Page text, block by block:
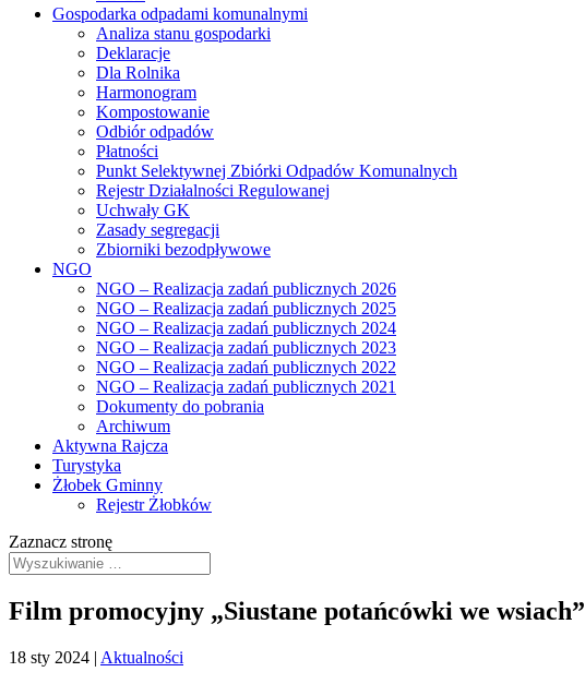
Gospodarka odpadami komunalnymi
Analiza stanu gospodarki
Deklaracje
Dla Rolnika
Harmonogram
Kompostowanie
Odbiór odpadów
Płatności
Punkt Selektywnej Zbiórki Odpadów Komunalnych
Rejestr Działalności Regulowanej
Uchwały GK
Zasady segregacji
Zbiorniki bezodpływowe
NGO
NGO – Realizacja zadań publicznych 2026
NGO – Realizacja zadań publicznych 2025
NGO – Realizacja zadań publicznych 2024
NGO – Realizacja zadań publicznych 2023
NGO – Realizacja zadań publicznych 2022
NGO – Realizacja zadań publicznych 2021
Dokumenty do pobrania
Archiwum
Aktywna Rajcza
Turystyka
Żłobek Gminny
Rejestr Żłobków
Zaznacz stronę
Film promocyjny „Siustane potańcówki we wsiach”
18 sty 2024 | Aktualności